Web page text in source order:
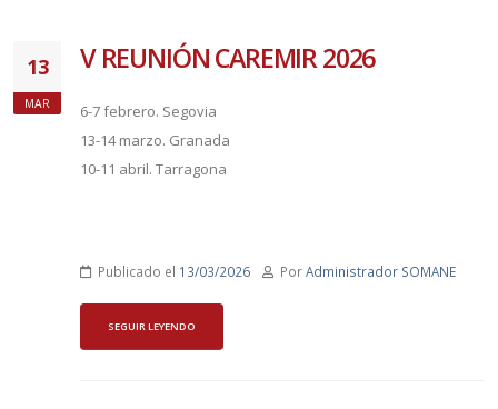
13
MAR
V REUNIÓN CAREMIR 2026
6-7 febrero. Segovia
13-14 marzo. Granada
10-11 abril. Tarragona
Publicado el 13/03/2026 PorAdministrador SOMANE
SEGUIR LEYENDO